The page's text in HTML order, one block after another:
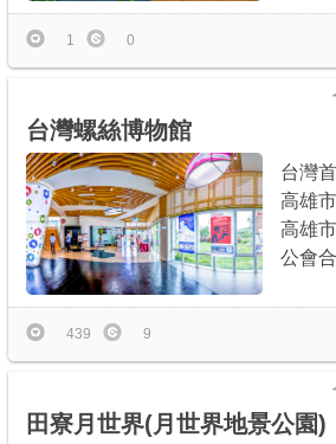
1 0
台灣螺絲博物館
台灣
高雄
高雄
公會
439 9
田寮月世界(月世界地景公園)